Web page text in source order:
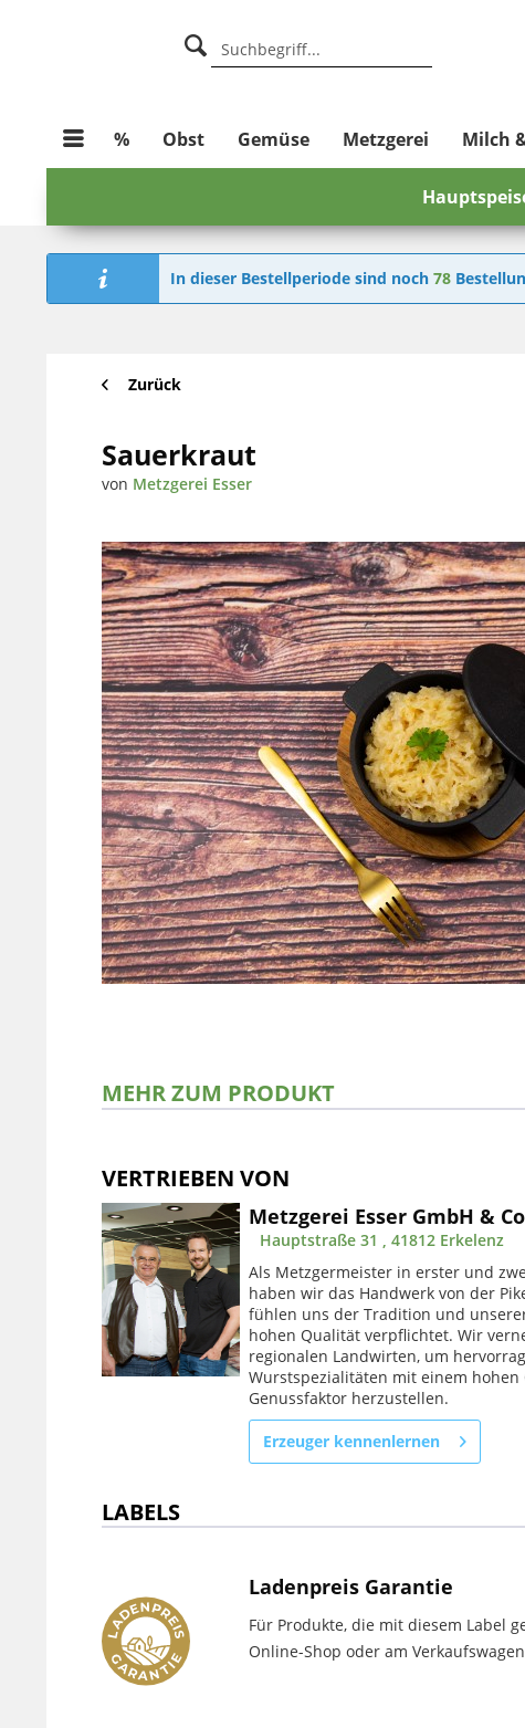
% Obst Gemüse Metzgerei Milch
In dieser Bestellperiode sind noch 78
Zurück
Sauerkraut
von Metzgerei Esser
MEHR ZUM PRODUKT
VERTRIEBEN VON
Metzgerei Esser GmbH &
Hauptstraße 31 , 41812 Erkelenz
Als Metzgermeister in erster und
haben wir das Handwerk von der
fühlen uns der Tradition und
hohen Qualität verpflichtet. Wir
regionalen Landwirten, um
Wurstspezialitäten mit einem hohen
Genussfaktor herzustellen.
Erzeuger kennenlernen
LABELS
Ladenpreis Garantie
Für Produkte, die mit diesem Label
Online-Shop oder am